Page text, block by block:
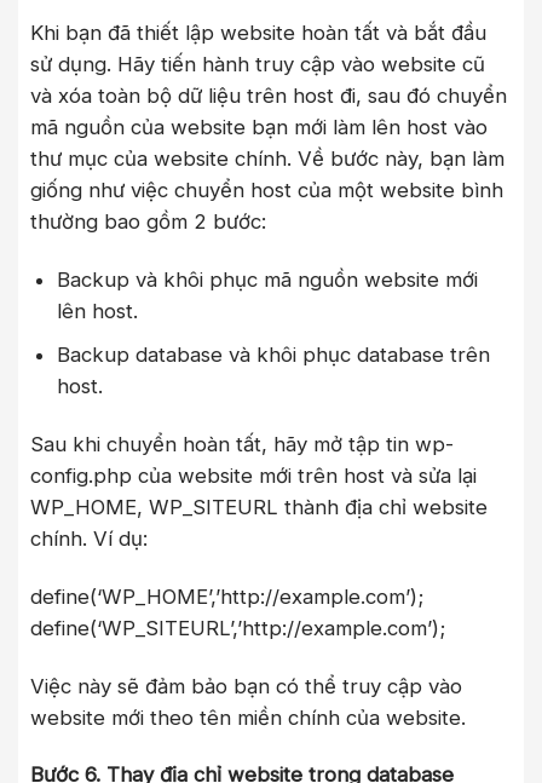
Khi bạn đã thiết lập website hoàn tất và bắt đầu
sử dụng. Hãy tiến hành truy cập vào website cũ
và xóa toàn bộ dữ liệu trên host đi, sau đó chuyển
mã nguồn của website bạn mới làm lên host vào
thư mục của website chính. Về bước này, bạn làm
giống như việc chuyển host của một website bình
thường bao gồm 2 bước:
Backup và khôi phục mã nguồn website mới
lên host.
Backup database và khôi phục database trên
host.
Sau khi chuyển hoàn tất, hãy mở tập tin wp-
config.php của website mới trên host và sửa lại
WP_HOME, WP_SITEURL thành địa chỉ website
chính. Ví dụ:
define(‘WP_HOME’,’http://example.com’);
define(‘WP_SITEURL’,’http://example.com’);
Việc này sẽ đảm bảo bạn có thể truy cập vào
website mới theo tên miền chính của website.
Bước 6. Thay địa chỉ website trong database